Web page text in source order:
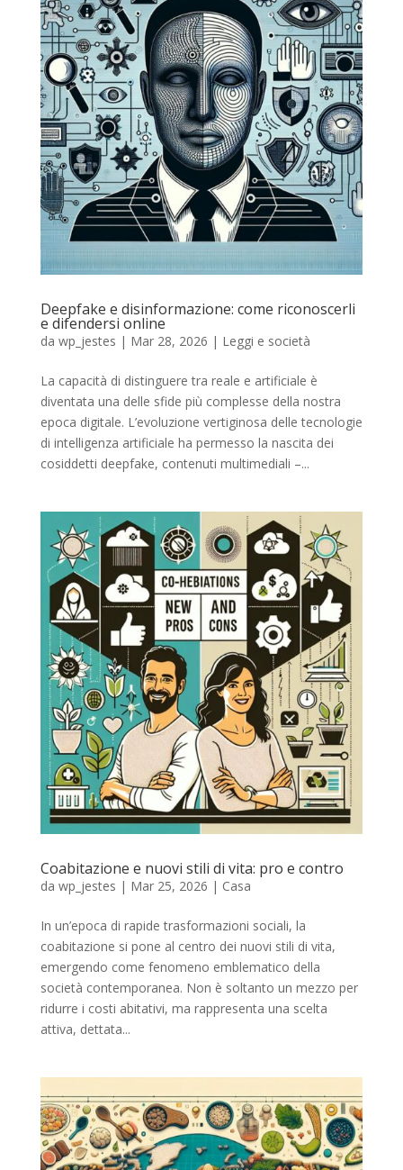
Deepfake e disinformazione: come riconoscerli
e difendersi online
da wp_jestes | Mar 28, 2026 | Leggi e società
La capacità di distinguere tra reale e artificiale è
diventata una delle sfide più complesse della nostra
epoca digitale. L’evoluzione vertiginosa delle tecnologie
di intelligenza artificiale ha permesso la nascita dei
cosiddetti deepfake, contenuti multimediali –...
Coabitazione e nuovi stili di vita: pro e contro
da wp_jestes | Mar 25, 2026 | Casa
In un’epoca di rapide trasformazioni sociali, la
coabitazione si pone al centro dei nuovi stili di vita,
emergendo come fenomeno emblematico della
società contemporanea. Non è soltanto un mezzo per
ridurre i costi abitativi, ma rappresenta una scelta
attiva, dettata...